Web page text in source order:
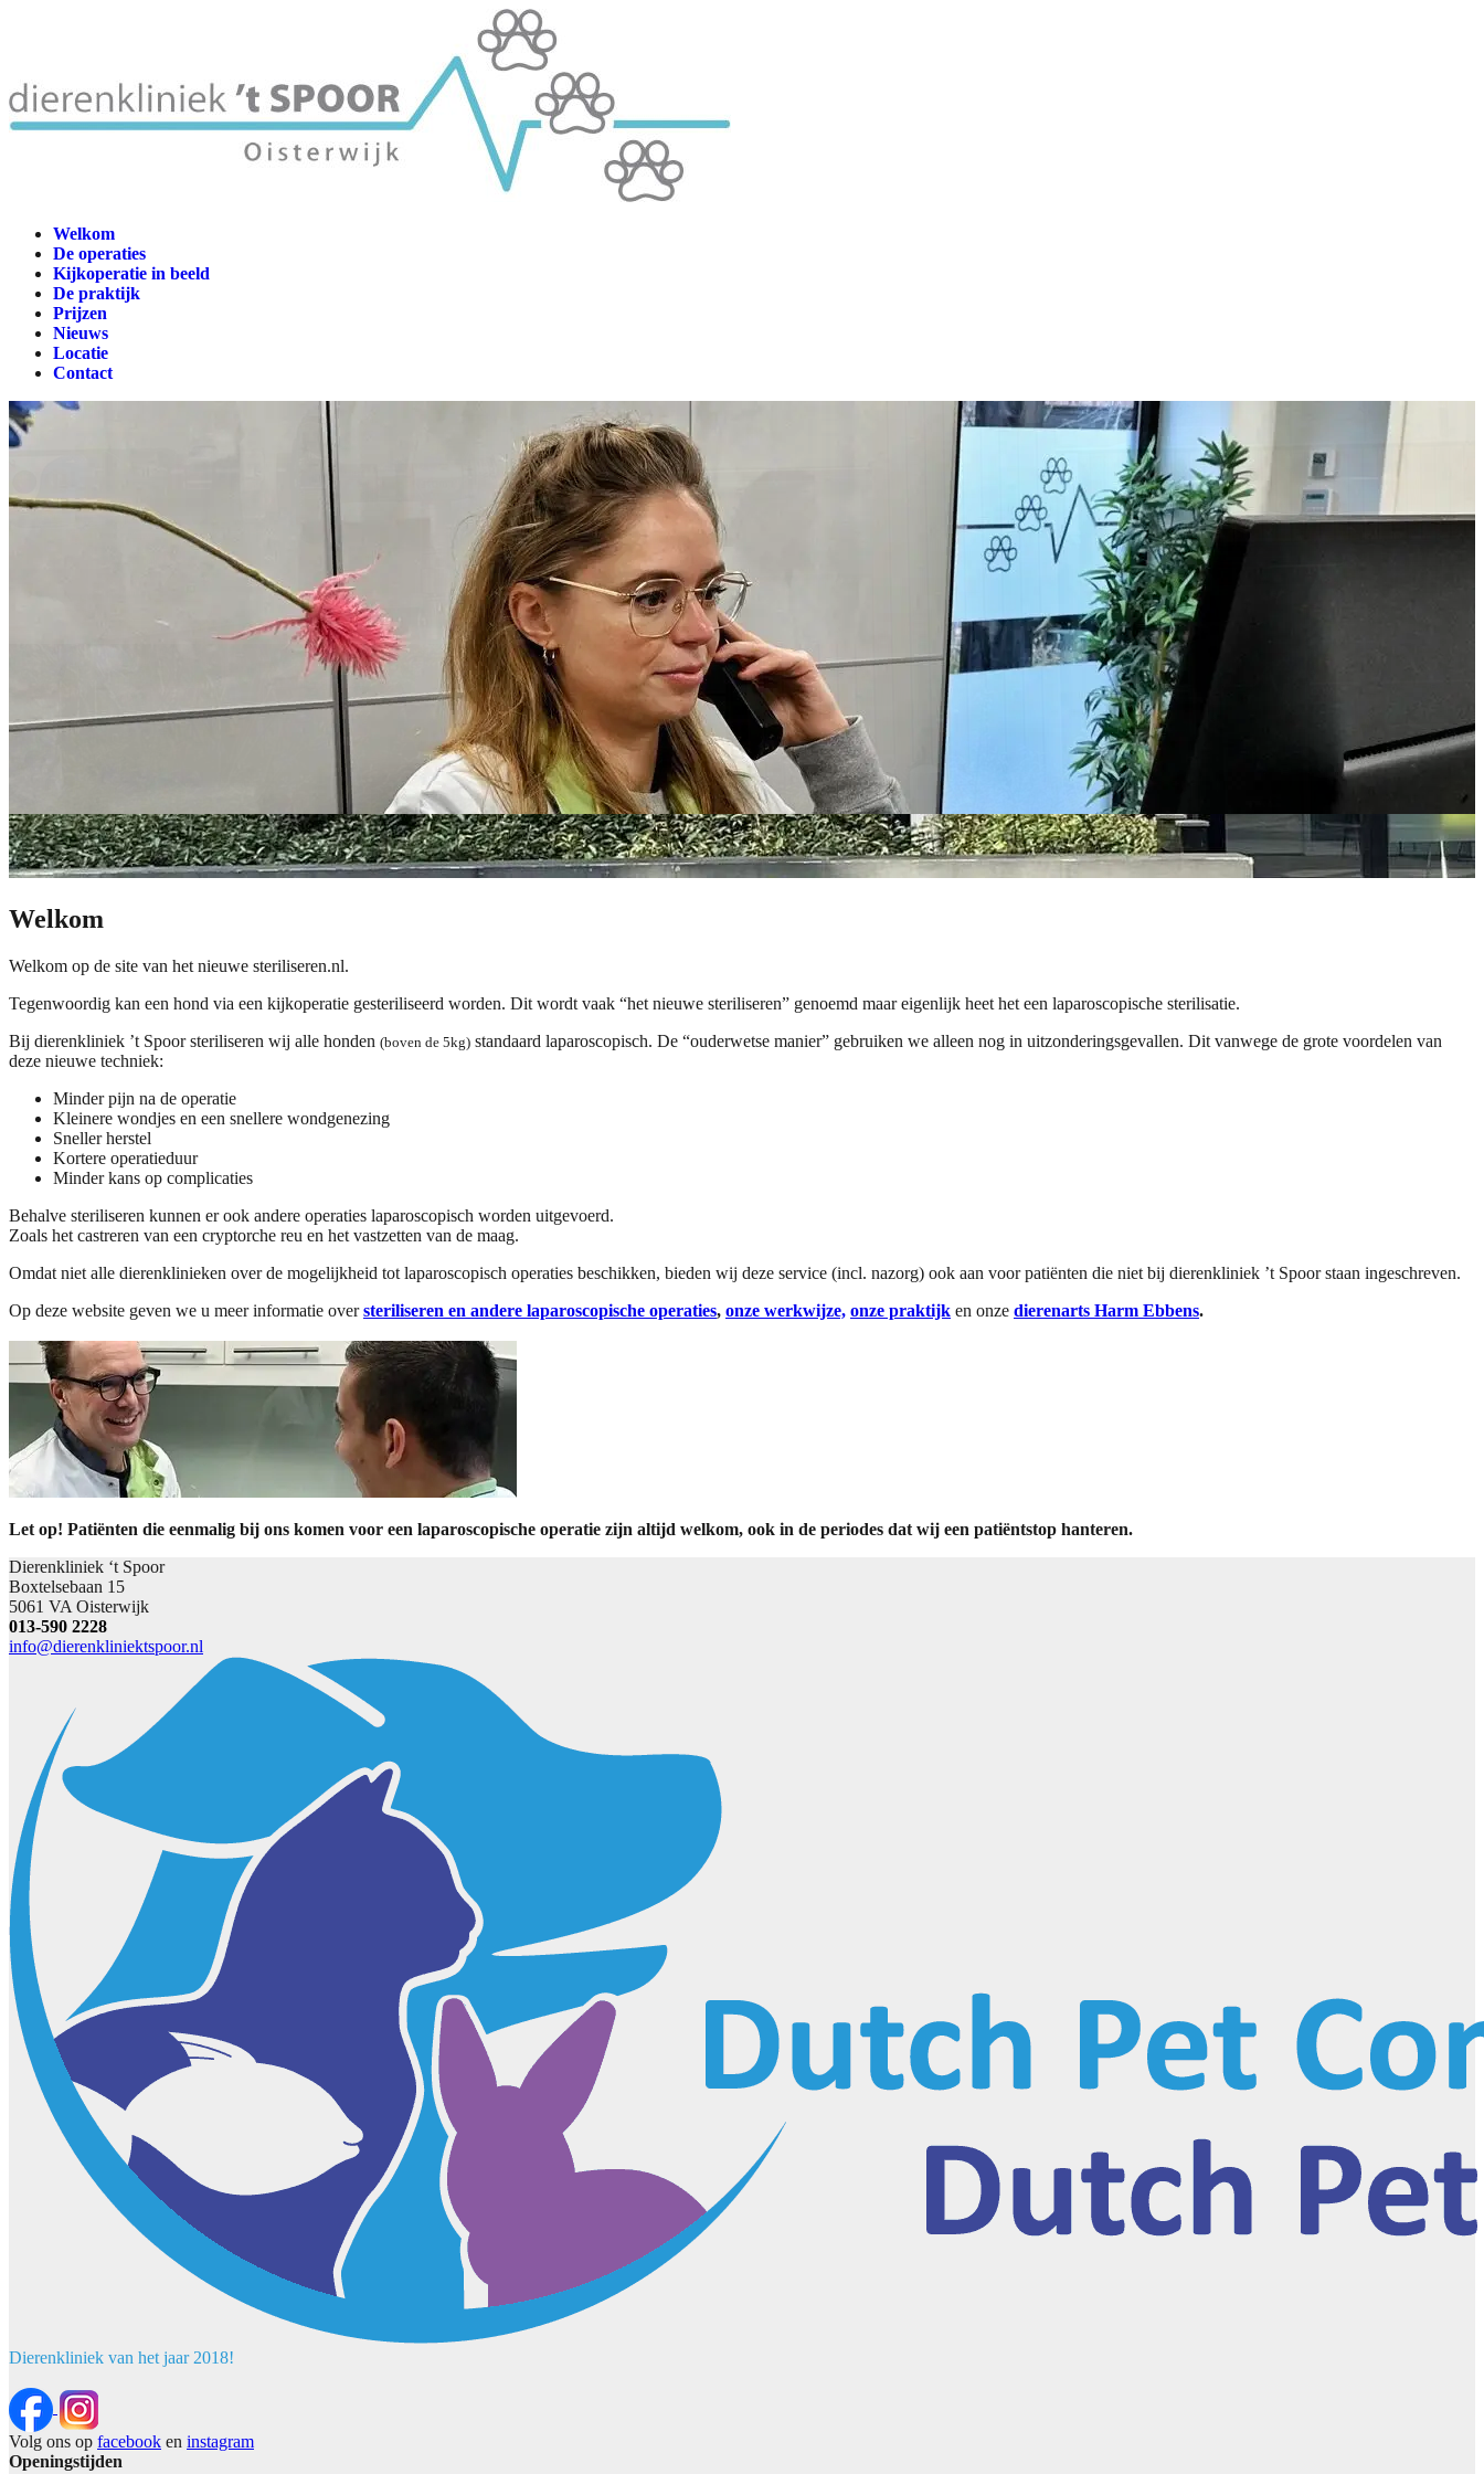
Welkom
De operaties
Kijkoperatie in beeld
De praktijk
Prijzen
Nieuws
Locatie
Contact
Welkom
Welkom op de site van het nieuwe steriliseren.nl.
Tegenwoordig kan een hond via een kijkoperatie gesteriliseerd worden. Dit wordt vaak “het nieuwe steriliseren” genoemd maar eigenlijk heet het een laparoscopische sterilisatie.
Bij dierenkliniek ’t Spoor steriliseren wij alle honden (boven de 5kg) standaard laparoscopisch. De “ouderwetse manier” gebruiken we alleen nog in uitzonderingsgevallen. Dit vanwege de grote voordelen van
deze nieuwe techniek:
Minder pijn na de operatie
Kleinere wondjes en een snellere wondgenezing
Sneller herstel
Kortere operatieduur
Minder kans op complicaties
Behalve steriliseren kunnen er ook andere operaties laparoscopisch worden uitgevoerd.
Zoals het castreren van een cryptorche reu en het vastzetten van de maag.
Omdat niet alle dierenklinieken over de mogelijkheid tot laparoscopisch operaties beschikken, bieden wij deze service (incl. nazorg) ook aan voor patiënten die niet bij dierenkliniek ’t Spoor staan ingeschreven.
Op deze website geven we u meer informatie over steriliseren en andere laparoscopische operaties, onze werkwijze, onze praktijk en onze dierenarts Harm Ebbens.
Let op! Patiënten die eenmalig bij ons komen voor een laparoscopische operatie zijn altijd welkom, ook in de periodes dat wij een patiëntstop hanteren.
Dierenkliniek ‘t Spoor
Boxtelsebaan 15
5061 VA Oisterwijk
013-590 2228
info@dierenkliniektspoor.nl
Dierenkliniek van het jaar 2018!
Volg ons op facebook en instagram
Openingstijden